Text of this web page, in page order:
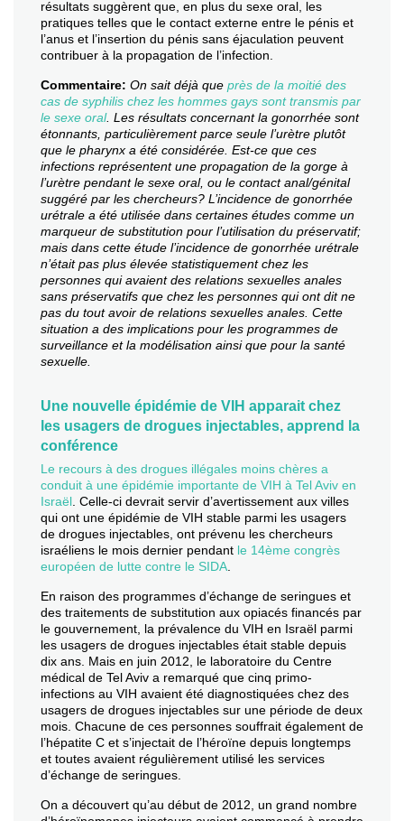
résultats suggèrent que, en plus du sexe oral, les
pratiques telles que le contact externe entre le pénis et
l’anus et l’insertion du pénis sans éjaculation peuvent
contribuer à la propagation de l’infection.
Commentaire: On sait déjà que près de la moitié des
cas de syphilis chez les hommes gays sont transmis par
le sexe oral. Les résultats concernant la gonorrhée sont
étonnants, particulièrement parce seule l’urètre plutôt
que le pharynx a été considérée. Est-ce que ces
infections représentent une propagation de la gorge à
l’urètre pendant le sexe oral, ou le contact anal/génital
suggéré par les chercheurs? L’incidence de gonorrhée
urétrale a été utilisée dans certaines études comme un
marqueur de substitution pour l’utilisation du préservatif;
mais dans cette étude l’incidence de gonorrhée urétrale
n’était pas plus élevée statistiquement chez les
personnes qui avaient des relations sexuelles anales
sans préservatifs que chez les personnes qui ont dit ne
pas du tout avoir de relations sexuelles anales. Cette
situation a des implications pour les programmes de
surveillance et la modélisation ainsi que pour la santé
sexuelle.
Une nouvelle épidémie de VIH apparait chez
les usagers de drogues injectables, apprend la
conférence
Le recours à des drogues illégales moins chères a
conduit à une épidémie importante de VIH à Tel Aviv en
Israël . Celle-ci devrait servir d’avertissement aux villes
qui ont une épidémie de VIH stable parmi les usagers
de drogues injectables, ont prévenu les chercheurs
israéliens le mois dernier pendant le 14ème congrès
européen de lutte contre le SIDA
En raison des programmes d’échange de seringues et
des traitements de substitution aux opiacés financés par
le gouvernement, la prévalence du VIH en Israël parmi
les usagers de drogues injectables était stable depuis
dix ans. Mais en juin 2012, le laboratoire du Centre
médical de Tel Aviv a remarqué que cinq primo-
infections au VIH avaient été diagnostiquées chez des
usagers de drogues injectables sur une période de deux
mois. Chacune de ces personnes souffrait également de
l’hépatite C et s’injectait de l’héroïne depuis longtemps
et toutes avaient régulièrement utilisé les services
d’échange de seringues.
On a découvert qu’au début de 2012, un grand nombre